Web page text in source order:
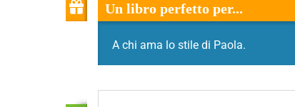
Un libro perfetto per...
A chi ama lo stile di Paola.